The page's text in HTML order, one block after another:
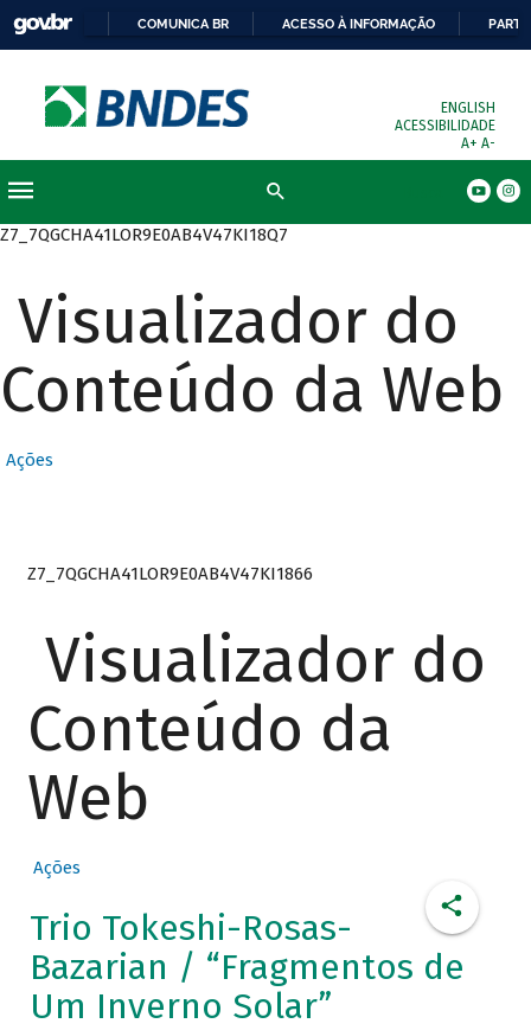
COMUNICA BR ACESSO À INFORMAÇÃO
ENGLISH
ACESSIBILIDADE
A+ A-
Z7_7QGCHA41LOR9E0AB4V47KI18Q7
Visualizador do
Conteúdo da Web
Ações
Z7_7QGCHA41LOR9E0AB4V47KI1866
Visualizador do
Conteúdo da
Web
Ações
Trio Tokeshi-Rosas-
Bazarian / “Fragmentos de
Um Inverno Solar”